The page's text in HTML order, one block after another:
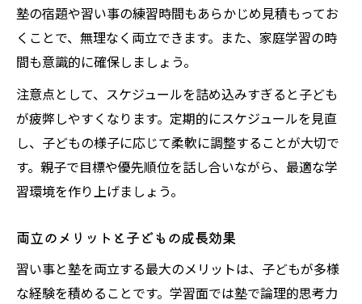
塾の宿題や習い事の練習時間もあらかじめ見積もってお
くことで、無理なく両立できます。また、家庭学習の時
間も意識的に確保しましょう。
注意点として、スケジュールを詰め込みすぎると子ども
が疲弊しやすくなります。定期的にスケジュールを見直
し、子どもの様子に応じて柔軟に調整することが大切で
す。親子で目標や優先順位を話し合いながら、最適な学
習環境を作り上げましょう。
両立のメリットと子どもの成長効果
習い事と塾を両立する最大のメリットは、子どもが多様
な経験を積めることです。学習面では塾で論理的思考力